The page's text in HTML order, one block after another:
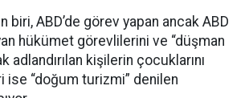
biri, ABD’de görev yapan ancak ABD
hükümet görevlilerini ve “düşman
adlandırılan kişilerin çocuklarını
ise “doğum turizmi” denilen